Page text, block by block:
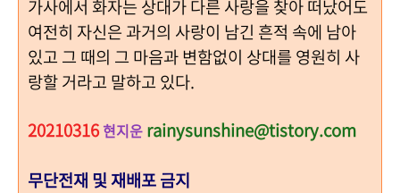
가사에서 화자는 상대가 다른 사랑을 찾아 떠났어도
여전히 자신은 과거의 사랑이 남긴 흔적 속에 남아
있고 그 때의 그 마음과 변함없이 상대를 영원히 사
랑할 거라고 말하고 있다.
20210316현지운 rainysunshine@tistory.com
무단전재 및 재배포 금지